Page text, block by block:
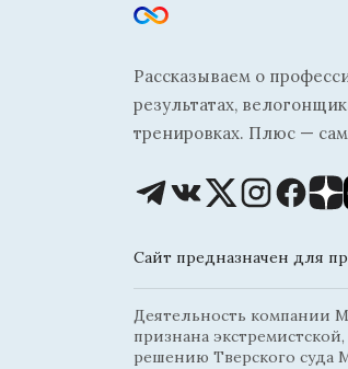
Рассказываем о
результатах,
тренировках. Плюс —
Сайт предназначен для
Деятельность компании
признана
решению Тверского суда